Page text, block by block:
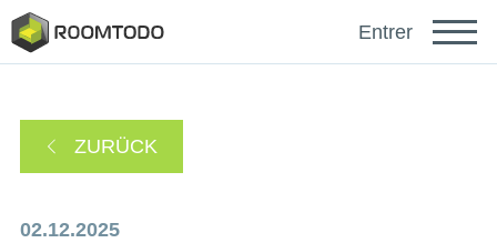
Entrer
ZURÜCK
02.12.2025